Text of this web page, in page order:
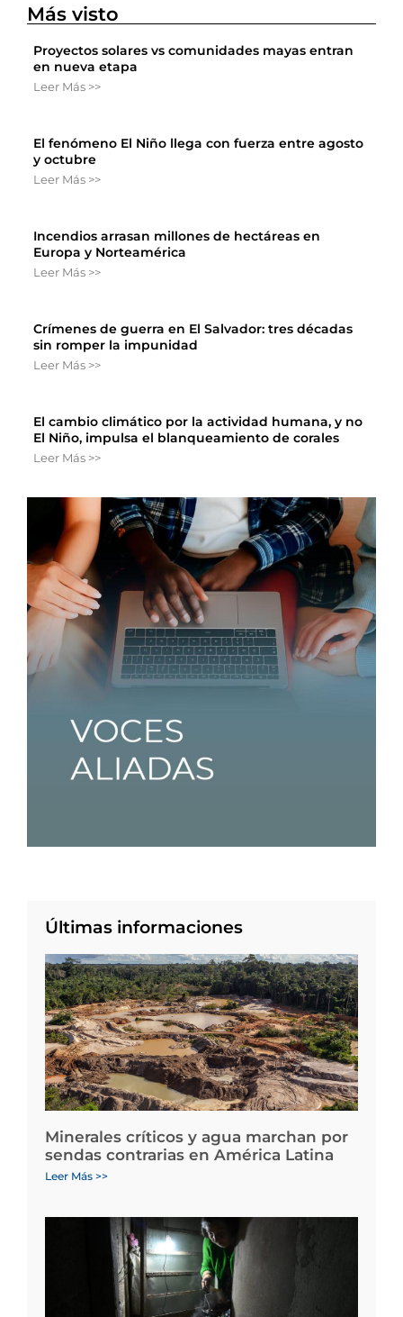
Más visto
Proyectos solares vs comunidades mayas entran
en nueva etapa
Leer Más >>
El fenómeno El Niño llega con fuerza entre agosto
y octubre
Leer Más >>
Incendios arrasan millones de hectáreas en
Europa y Norteamérica
Leer Más >>
Crímenes de guerra en El Salvador: tres décadas
sin romper la impunidad
Leer Más >>
El cambio climático por la actividad humana, y no
El Niño, impulsa el blanqueamiento de corales
Leer Más >>
Últimas informaciones
Minerales críticos y agua marchan por
sendas contrarias en América Latina
Leer Más >>